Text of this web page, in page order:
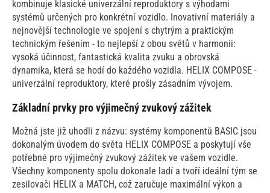
kombinuje klasické univerzální reproduktory s výhodami
systémů určených pro konkrétní vozidlo. Inovativní materiály a
nejnovější technologie ve spojení s chytrým a praktickým
technickým řešením - to nejlepší z obou světů v harmonii:
vysoká účinnost, fantastická kvalita zvuku a obrovská
dynamika, která se hodí do každého vozidla. HELIX COMPOSE -
univerzální reproduktory, které prošly zásadním vývojem.
Základní prvky pro výjimečný zvukový zážitek
Možná jste již uhodli z názvu: systémy komponentů BASIC jsou
dokonalým úvodem do světa HELIX COMPOSE a poskytují vše
potřebné pro výjimečný zvukový zážitek ve vašem vozidle.
Všechny komponenty spolu dokonale ladí a tvoří ideální tým se
zesilovači HELIX a MATCH, což zaručuje maximální výkon a